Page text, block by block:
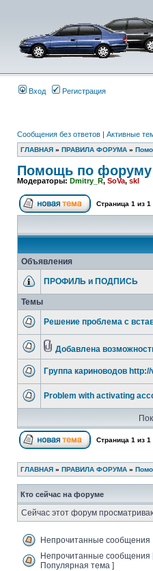
Вход Регистрация
Сообщения без ответов | Активные
ГЛАВНАЯ » ПРАВИЛА ФОРУМА »
Помощь по форуму
Модераторы: Dmitry_R, SoVa,skl
Страница 1 из 1
Объявления
ПРОФИЛЬ и ПОДПИСЬ
Темы
Решение проблема с
Добавлена
Группа кариноводов
Problem with activating
Страница 1 из 1
ГЛАВНАЯ » ПРАВИЛА ФОРУМА »
Кто сейчас на форуме
Сейчас этот форум
Непрочитанные сообщения
Непрочитанные сообщения
Популярная тема ]